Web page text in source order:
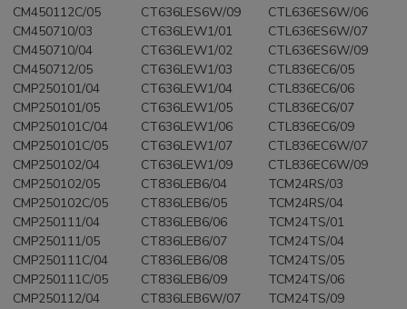
CM450112C/05
CM450710/03
CM450710/04
CM450712/05
CMP250101/04
CMP250101/05
CMP250101C/04
CMP250101C/05
CMP250102/04
CMP250102/05
CMP250102C/05
CMP250111/04
CMP250111/05
CMP250111C/04
CMP250111C/05
CMP250112/04
CT636LES6W/09
CT636LEW1/01
CT636LEW1/02
CT636LEW1/03
CT636LEW1/04
CT636LEW1/05
CT636LEW1/06
CT636LEW1/07
CT636LEW1/09
CT836LEB6/04
CT836LEB6/05
CT836LEB6/06
CT836LEB6/07
CT836LEB6/08
CT836LEB6/09
CT836LEB6W/07
CTL636ES6W/06
CTL636ES6W/07
CTL636ES6W/09
CTL836EC6/05
CTL836EC6/06
CTL836EC6/07
CTL836EC6/09
CTL836EC6W/07
CTL836EC6W/09
TCM24RS/03
TCM24RS/04
TCM24TS/01
TCM24TS/04
TCM24TS/05
TCM24TS/06
TCM24TS/09